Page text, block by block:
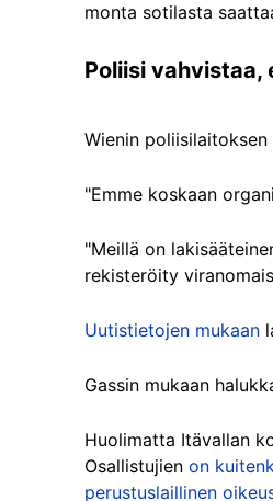
monta sotilasta
Poliisi vahvistaa,
Wienin
"Emme koskaan
"Meillä on
rekisteröity
Uutistietojen mukaan
Gassin mukaan
Huolimatta Itävallan
Osallistujien on
perustuslaillinen